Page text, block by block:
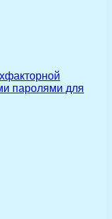
паролями для